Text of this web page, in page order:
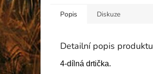
Popis Diskuze
Detailní popis produktu
4-dílná drtička.